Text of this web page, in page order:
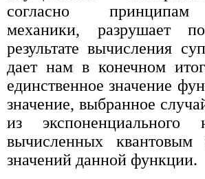
согласно принципам
механики, разрушает
результате вычисления
дает нам в конечном
единственное значение
значение, выбранное
из экспоненциального
вычисленных квантовым
значений данной функции.